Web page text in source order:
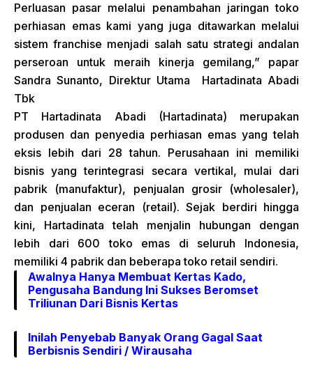
Perluasan pasar melalui penambahan jaringan toko
perhiasan emas kami yang juga ditawarkan melalui
sistem franchise menjadi salah satu strategi andalan
perseroan untuk meraih kinerja gemilang,” papar
Sandra Sunanto, Direktur Utama Hartadinata Abadi
Tbk
PT Hartadinata Abadi (Hartadinata) merupakan
produsen dan penyedia perhiasan emas yang telah
eksis lebih dari 28 tahun. Perusahaan ini memiliki
bisnis yang terintegrasi secara vertikal, mulai dari
pabrik (manufaktur), penjualan grosir (wholesaler),
dan penjualan eceran (retail). Sejak berdiri hingga
kini, Hartadinata telah menjalin hubungan dengan
lebih dari 600 toko emas di seluruh Indonesia,
memiliki 4 pabrik dan beberapa toko retail sendiri.
Awalnya Hanya Membuat Kertas Kado,
Pengusaha Bandung Ini Sukses Beromset
Triliunan Dari Bisnis Kertas
Inilah Penyebab Banyak Orang Gagal Saat
Berbisnis Sendiri / Wirausaha